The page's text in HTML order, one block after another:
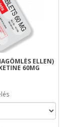
ELLEN)
60MG